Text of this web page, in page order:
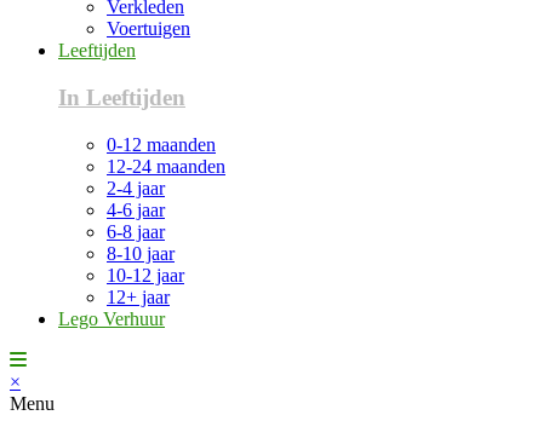
Verkleden
Voertuigen
Leeftijden
In Leeftijden
0-12 maanden
12-24 maanden
2-4 jaar
4-6 jaar
6-8 jaar
8-10 jaar
10-12 jaar
12+ jaar
Lego Verhuur
×
Menu